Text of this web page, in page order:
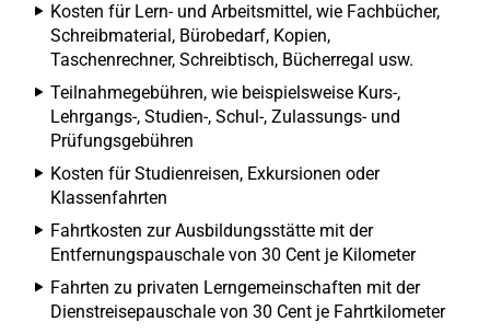
Kosten für Lern- und Arbeitsmittel, wie Fachbücher,
Schreibmaterial, Bürobedarf, Kopien,
Taschenrechner, Schreibtisch, Bücherregal usw.
Teilnahmegebühren, wie beispielsweise Kurs-,
Lehrgangs-, Studien-, Schul-, Zulassungs- und
Prüfungsgebühren
Kosten für Studienreisen, Exkursionen oder
Klassenfahrten
Fahrtkosten zur Ausbildungsstätte mit der
Entfernungspauschale von 30 Cent je Kilometer
Fahrten zu privaten Lerngemeinschaften mit der
Dienstreisepauschale von 30 Cent je Fahrtkilometer